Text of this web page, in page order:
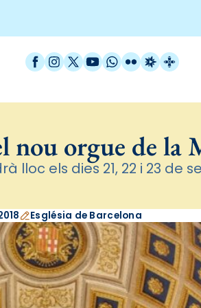
Facebook
Instagram
X / Twitter
YouTube
WhatsApp
FlickrRadio
nou orgue de la
lloc els dies 21, 22 i 23 de
Església de Barcelona